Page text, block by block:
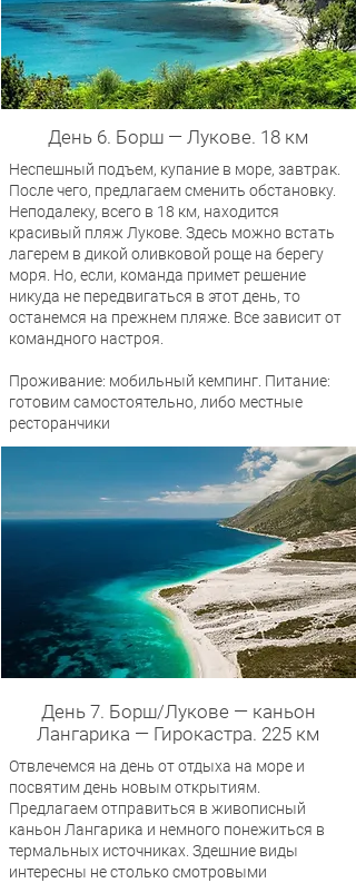
День 6. Борш — Лукове. 18 км
Неспешный подъем, купание в море, завтрак.
После чего, предлагаем сменить обстановку.
Неподалеку, всего в 18 км, находится
красивый пляж Лукове. Здесь можно встать
лагерем в дикой оливковой роще на берегу
моря. Но, если, команда примет решение
никуда не передвигаться в этот день, то
останемся на прежнем пляже. Все зависит от
командного настроя.
Проживание: мобильный кемпинг. Питание:
готовим самостоятельно, либо местные
ресторанчики
День 7. Борш/Лукове — каньон
Лангарика — Гирокастра. 225 км
Отвлечемся на день от отдыха на море и
посвятим день новым открытиям.
Предлагаем отправиться в живописный
каньон Лангарика и немного понежиться в
термальных источниках. Здешние виды
интересны не столько смотровыми